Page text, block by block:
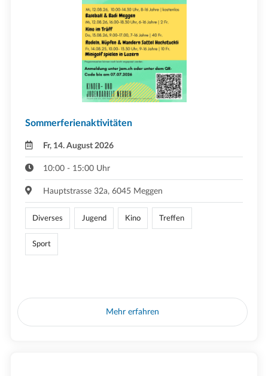
Sommerferienaktivitäten
Fr, 14. August 2026
10:00 - 15:00 Uhr
Hauptstrasse 32a, 6045 Meggen
Diverses Jugend Kino Treffen
Sport
Mehr erfahren